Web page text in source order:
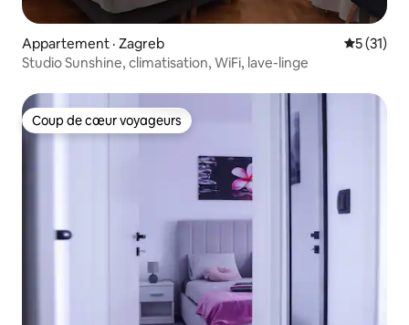
Appartement · Zagreb Note
5 (31)
Studio Sunshine, climatisation, WiFi, lave-linge
Coup de cœur voyageurs
Coup de cœur voyageurs